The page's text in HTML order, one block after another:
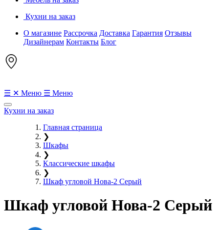
Кухни на заказ
О магазине Рассрочка Доставка Гарантия Отзывы
Дизайнерам Контакты Блог
☰ ✕ Меню ☰ Меню
Кухни на заказ
Главная страница
❯
Шкафы
❯
Классические шкафы
❯
Шкаф угловой Нова-2 Серый
Шкаф угловой Нова-2 Серый